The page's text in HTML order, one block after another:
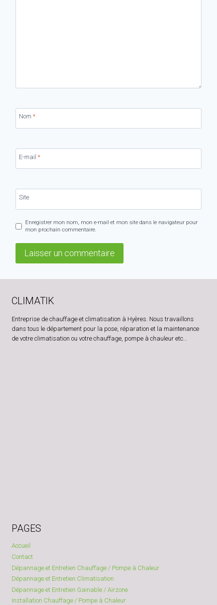
Nom *
E-mail *
Site
Enregistrer mon nom, mon e-mail et mon site dans le navigateur pour
mon prochain commentaire.
CLIMATIK
Entreprise de chauffage et climatisation à Hyères. Nous travaillons
dans tous le département pour la pose, réparation et la maintenance
de votre climatisation ou votre chauffage, pompe à chauleur etc…
PAGES
Accueil
Contact
Dépannage et Entretien Chauffage / Pompe à Chaleur
Dépannage et Entretien Climatisation
Dépannage et Entretien Gainable / Airzone
Installation Chauffage / Pompe à Chaleur